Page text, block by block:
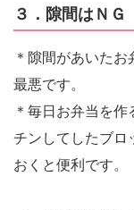
３．隙間はＮＧ
＊隙間があいた
最悪です。
＊毎日お弁当を作
チンしてしたブロ
おくと便利です。